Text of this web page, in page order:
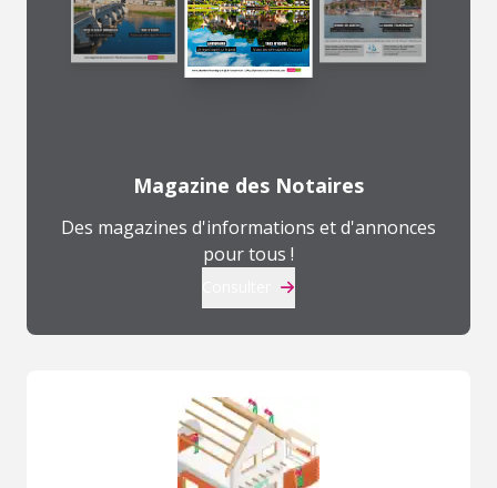
Magazine des Notaires
Des magazines d'informations et d'annonces
pour tous !